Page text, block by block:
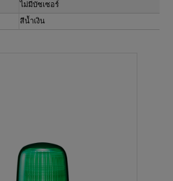
ไม่มีบัซเซอร์
สีน้ำเงิน